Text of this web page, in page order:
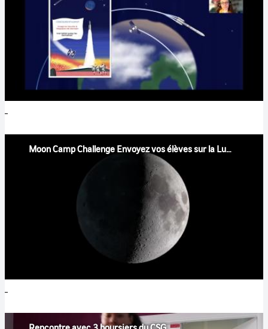
Moon Camp Challenge Envoyez vos élèves sur la Lune